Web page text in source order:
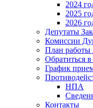
2024
2025
2026
Депутаты
Комиссии
План
Обратиться
График
НПА
Контакты